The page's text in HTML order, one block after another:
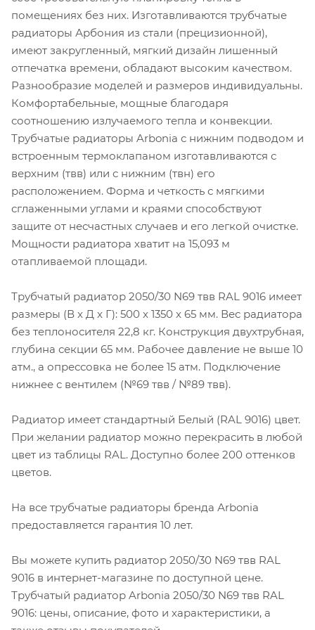
помещениях без них. Изготавливаются трубчатые
радиаторы Арбония из стали (прецизионной),
имеют закругленный, мягкий дизайн лишенный
отпечатка времени, обладают высоким качеством.
Разнообразие моделей и размеров индивидуальны.
Комфортабельные, мощные благодаря
соотношению излучаемого тепла и конвекции.
Трубчатые радиаторы Arbonia с нижним подводом и
встроенным термоклапаном изготавливаются с
верхним (твв) или с нижним (твн) его
расположением. Форма и четкость с мягкими
сглаженными углами и краями способствуют
защите от несчастных случаев и его легкой очистке.
Мощности радиатора хватит на 15,093 м
отапливаемой площади.
Трубчатый радиатор 2050/30 N69 твв RAL 9016 имеет
размеры (В x Д x Г): 500 x 1350 x 65 мм. Вес радиатора
без теплоносителя 22,8 кг. Конструкция двухтрубная,
глубина секции 65 мм. Рабочее давление не выше 10
атм., а опрессовка не более 15 атм. Подключение
нижнее с вентилем (№69 твв / №89 твв).
Радиатор имеет стандартный Белый (RAL 9016) цвет.
При желании радиатор можно перекрасить в любой
цвет из таблицы RAL. Доступно более 200 оттенков
цветов.
На все трубчатые радиаторы бренда Аrbonia
предоставляется гарантия 10 лет.
Вы можете купить радиатор 2050/30 N69 твв RAL
9016 в интернет-магазине по доступной цене.
Трубчатый радиатор Arbonia 2050/30 N69 твв RAL
9016: цены, описание, фото и характеристики, а